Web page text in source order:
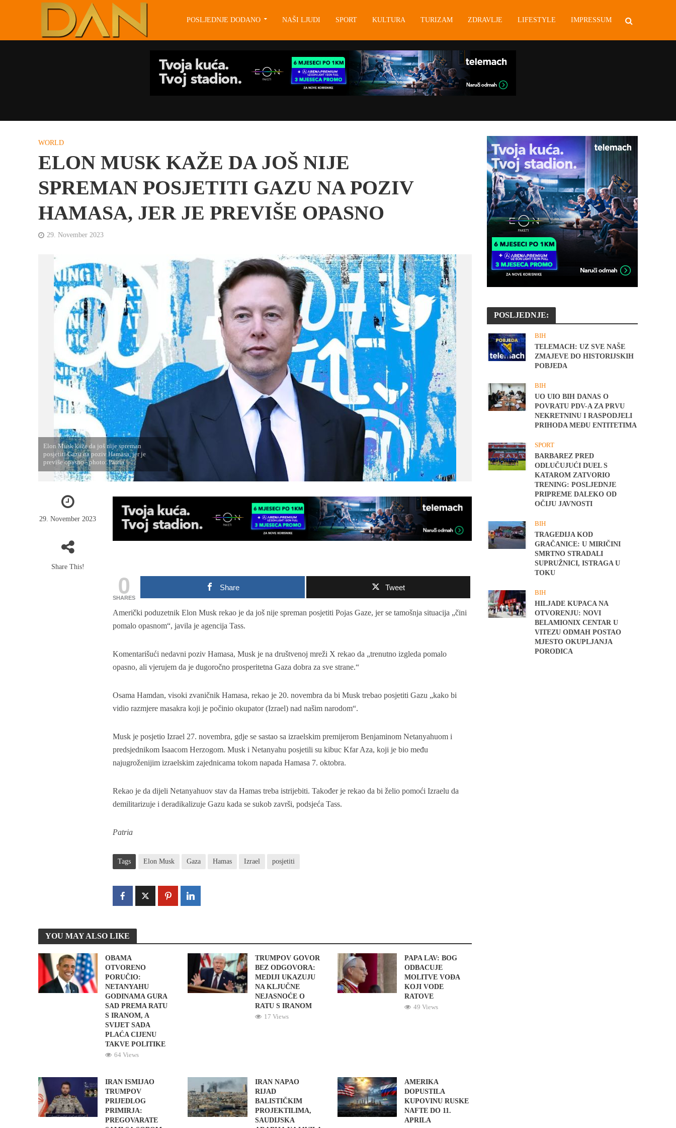
POSLJEDNJE DODANO NAŠI LJUDI SPORT KULTURA TURIZAM ZDRAVLJE LIFESTYLE IMPRESSUM
WORLD
ELON MUSK KAŽE DA JOŠ NIJE
SPREMAN POSJETITI GAZU NA POZIV
HAMASA, JER JE PREVIŠE OPASNO
29. November 2023
Elon Musk kaže da još nije spreman
posjetiti Gazu na poziv Hamasa, jer je
previše opasno - photo: Patria
29. November 2023
Share This!
0
SHARES
Share Tweet
Američki poduzetnik Elon Musk rekao je da još nije spreman posjetiti Pojas Gaze, jer se tamošnja situacija „čini
pomalo opasnom“, javila je agencija Tass.
Komentarišući nedavni poziv Hamasa, Musk je na društvenoj mreži X rekao da „trenutno izgleda pomalo
opasno, ali vjerujem da je dugoročno prosperitetna Gaza dobra za sve strane.“
Osama Hamdan, visoki zvaničnik Hamasa, rekao je 20. novembra da bi Musk trebao posjetiti Gazu „kako bi
vidio razmjere masakra koji je počinio okupator (Izrael) nad našim narodom“.
Musk je posjetio Izrael 27. novembra, gdje se sastao sa izraelskim premijerom Benjaminom Netanyahuom i
predsjednikom Isaacom Herzogom. Musk i Netanyahu posjetili su kibuc Kfar Aza, koji je bio među
najugroženijim izraelskim zajednicama tokom napada Hamasa 7. oktobra.
Rekao je da dijeli Netanyahuov stav da Hamas treba istrijebiti. Također je rekao da bi želio pomoći Izraelu da
demilitarizuje i deradikalizuje Gazu kada se sukob završi, podsjeća Tass.
Patria
Tags Elon Musk Gaza Hamas Izrael posjetiti
YOU MAY ALSO LIKE
OBAMA
OTVORENO
PORUČIO:
NETANYAHU
GODINAMA GURA
SAD PREMA RATU
S IRANOM, A
SVIJET SADA
PLAĆA CIJENU
TAKVE POLITIKE
64 Views
TRUMPOV GOVOR
BEZ ODGOVORA:
MEDIJI UKAZUJU
NA KLJUČNE
NEJASNOĆE O
RATU S IRANOM
17 Views
PAPA LAV: BOG
ODBACUJE
MOLITVE VOĐA
KOJI VODE
RATOVE
49 Views
IRAN ISMIJAO
TRUMPOV
PRIJEDLOG
PRIMIRJA:
PREGOVARATE
IRAN NAPAO
RIJAD
BALISTIČKIM
PROJEKTILIMA,
SAUDIJSKA
AMERIKA
DOPUSTILA
KUPOVINU RUSKE
NAFTE DO 11.
APRILA
POSLJEDNJE:
BIH
TELEMACH: UZ SVE NAŠE
ZMAJEVE DO HISTORIJSKIH
POBJEDA
BIH
UO UIO BIH DANAS O
POVRATU PDV-A ZA PRVU
NEKRETNINU I RASPODJELI
PRIHODA MEĐU ENTITETIMA
SPORT
BARBAREZ PRED
ODLUČUJUĆI DUEL S
KATAROM ZATVORIO
TRENING: POSLJEDNJE
PRIPREME DALEKO OD
OČIJU JAVNOSTI
BIH
TRAGEDIJA KOD
GRAČANICE: U MIRIČINI
SMRTNO STRADALI
SUPRUŽNICI, ISTRAGA U
TOKU
BIH
HILJADE KUPACA NA
OTVORENJU: NOVI
BELAMIONIX CENTAR U
VITEZU ODMAH POSTAO
MJESTO OKUPLJANJA
PORODICA